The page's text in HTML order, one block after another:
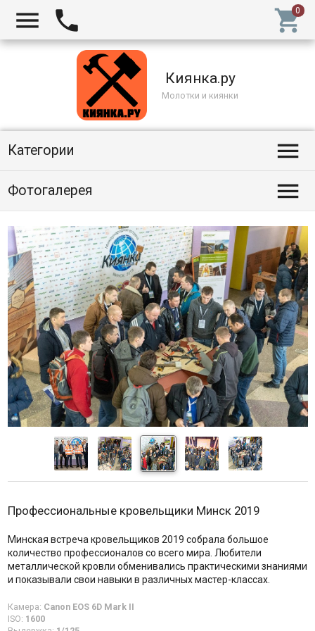
  
Киянка.ру
Молотки и киянки
Категории 
Фотогалерея 
Профессиональные кровельщики Минск 2019
Минская встреча кровельщиков 2019 собрала большое
количество профессионалов со всего мира. Любители
металлической кровли обменивались практическими знаниями
и показывали свои навыки в различных мастер-классах.
Камера: Canon EOS 6D Mark II
ISO: 1600